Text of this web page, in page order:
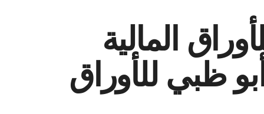
المالية
ظبي للأوراق